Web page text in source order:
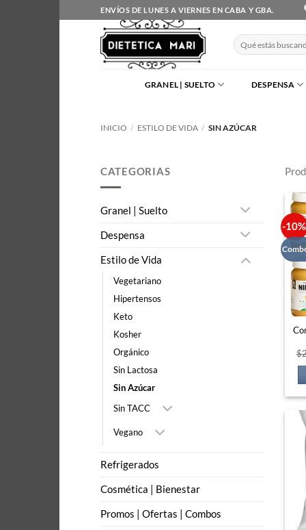
al
contenido
ENVÍOS DE LUNES A VIERNES EN CABA Y GBA.
Buscar
por:
GRANEL | SUELTO DESPENSA
INICIO / ESTILO DE VIDA / SIN AZÚCAR
CATEGORIAS
Granel | Suelto
Despensa
Estilo de Vida
Vegetariano
Hipertensos
Keto
Kosher
Orgánico
Sin Lactosa
Sin Azúcar
Sin TACC
Vegano
Refrigerados
Cosmética | Bienestar
Promos | Ofertas | Combos
-10%
$